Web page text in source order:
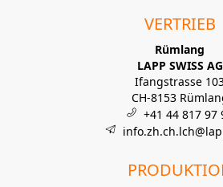
VERTRIEB
Rümlang
LAPP SWISS AG
Ifangstrasse
CH-8153
+41 44 817 97